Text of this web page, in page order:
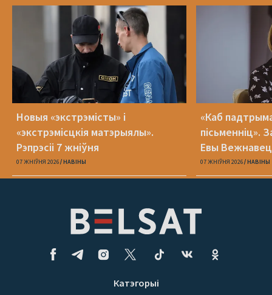
Новыя «экстрэмісты» і
«экстрэмісцкія матэрыялы».
Рэпрэсіі 7 жніўня
07 ЖНІЎНЯ 2026 НАВІНЫ
«Каб
пісьменніц».
Евы Вежнавец
07 ЖНІЎНЯ 2026 НАВІНЫ
Катэгорыі